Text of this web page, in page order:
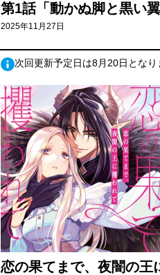
第1話「動かぬ脚と黒い翼
2025年11月27日
次回更新予定日は8月20日となり
恋の果てまで、夜闇の王